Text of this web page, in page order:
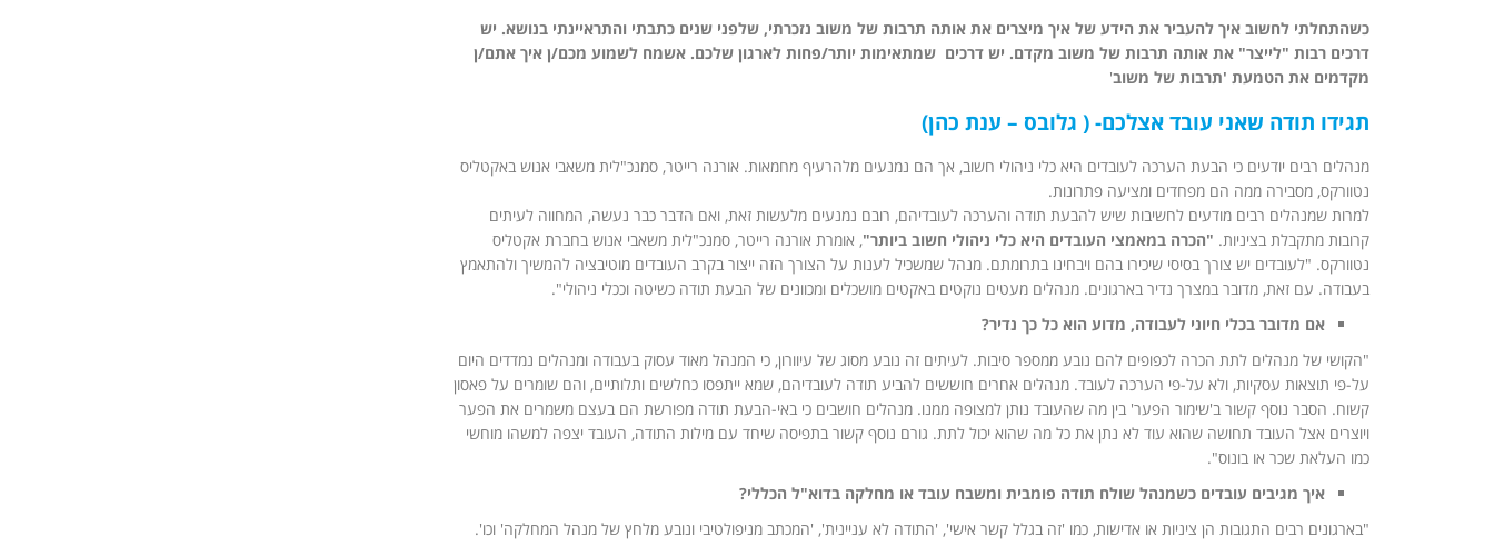
כשהתחלתי לחשוב איך להעביר את הידע של איך מיצרים את אותה תרבות של משוב נזכרתי, שלפני שנים כתבתי והתראיינתי בנושא. יש
דרכים רבות "לייצר" את אותה תרבות של משוב מקדם. יש דרכים שמתאימות יותר/פחות לארגון שלכם. אשמח לשמוע מכם/ן איך אתם/ן
מקדמים את הטמעת 'תרבות של משוב'
תגידו תודה שאני עובד אצלכם- ( גלובס – ענת כהן)
מנהלים רבים יודעים כי הבעת הערכה לעובדים היא כלי ניהולי חשוב, אך הם נמנעים מלהרעיף מחמאות. אורנה רייטר, סמנכ"לית משאבי אנוש באקטליס
נטוורקס, מסבירה ממה הם מפחדים ומציעה פתרונות.
למרות שמנהלים רבים מודעים לחשיבות שיש להבעת תודה והערכה לעובדיהם, רובם נמנעים מלעשות זאת, ואם הדבר כבר נעשה, המחווה לעיתים
קרובות מתקבלת בציניות. "הכרה במאמצי העובדים היא כלי ניהולי חשוב ביותר", אומרת אורנה רייטר, סמנכ"לית משאבי אנוש בחברת אקטליס
נטוורקס. "לעובדים יש צורך בסיסי שיכירו בהם ויבחינו בתרומתם. מנהל שמשכיל לענות על הצורך הזה ייצור בקרב העובדים מוטיבציה להמשיך ולהתאמץ
בעבודה. עם זאת, מדובר במצרך נדיר בארגונים. מנהלים מעטים נוקטים באקטים מושכלים ומכוונים של הבעת תודה כשיטה וככלי ניהולי".
אם מדובר בכלי חיוני לעבודה, מדוע הוא כל כך נדיר?
"הקושי של מנהלים לתת הכרה לכפופים להם נובע ממספר סיבות. לעיתים זה נובע מסוג של עיוורון, כי המנהל מאוד עסוק בעבודה ומנהלים נמדדים היום
על-פי תוצאות עסקיות, ולא על-פי הערכה לעובד. מנהלים אחרים חוששים להביע תודה לעובדיהם, שמא ייתפסו כחלשים ותלותיים, והם שומרים על פאסון
קשוח. הסבר נוסף קשור ב'שימור הפער' בין מה שהעובד נותן למצופה ממנו. מנהלים חושבים כי באי-הבעת תודה מפורשת הם בעצם משמרים את הפער
ויוצרים אצל העובד תחושה שהוא עוד לא נתן את כל מה שהוא יכול לתת. גורם נוסף קשור בתפיסה שיחד עם מילות התודה, העובד יצפה למשהו מוחשי
כמו העלאת שכר או בונוס".
איך מגיבים עובדים כשמנהל שולח תודה פומבית ומשבח עובד או מחלקה בדוא"ל הכללי?
"בארגונים רבים התגובות הן ציניות או אדישות, כמו 'זה בגלל קשר אישי', 'התודה לא עניינית', 'המכתב מניפולטיבי ונובע מלחץ של מנהל המחלקה' וכו'.